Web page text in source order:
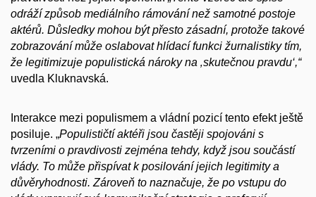
odráží způsob mediálního rámování než samotné postoje
aktérů. Důsledky mohou být přesto zásadní, protože takové
zobrazování může oslabovat hlídací funkci žurnalistiky tím,
že legitimizuje populistická nároky na ‚skutečnou pravdu‘,“
uvedla Kluknavská.
Interakce mezi populismem a vládní pozicí tento efekt ještě
posiluje. „Populističtí aktéři jsou častěji spojováni s
tvrzeními o pravdivosti zejména tehdy, když jsou součástí
vlády. To může přispívat k posilování jejich legitimity a
důvěryhodnosti. Zároveň to naznačuje, že po vstupu do